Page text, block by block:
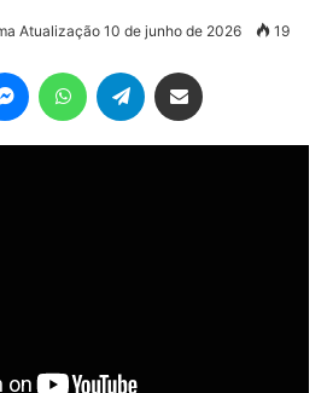
Atualização 10 de junho de 2026 19